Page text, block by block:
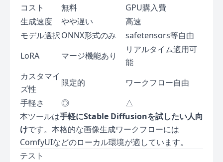
コスト
無料
GPU購入費
生成速度
やや遅い
高速
モデル選択ONNX形式のみ
safetensors等自由
LoRA
マージ機能あり
リアルタイム適用可
能
カスタマイ
ズ性
限定的
ワークフロー自由
手軽さ
◎
△
本ツールは手軽にStable Diffusionを試したい人向
けです。本格的な画像生成ワークフローには
ComfyUIなどのローカル環境が適しています。
テスト